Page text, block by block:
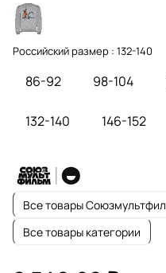
Российский размер : 132-140
86-92 98-104
132-140 146-152
Все товары
Все товары категории